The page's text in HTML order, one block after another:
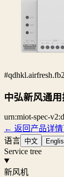
中弘新风通
urn:miot-spec-
← 返回产品详情
语言 中文
Service tree
新风机